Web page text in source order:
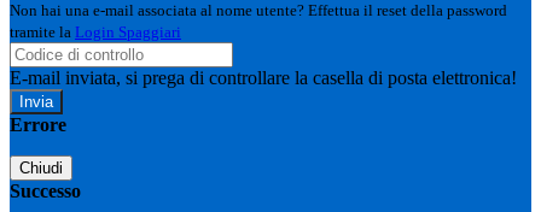
Non hai una e-mail associata al nome utente? Effettua il reset della password
tramite la Login Spaggiari
E-mail inviata, si prega di controllare la casella di posta elettronica!
Errore
Chiudi
Successo